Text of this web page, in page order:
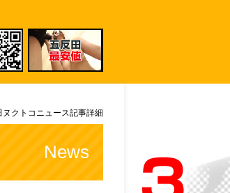
News
ヌクトコニュース記事詳細